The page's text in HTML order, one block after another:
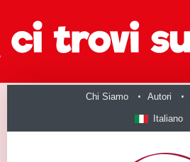
Chi Siamo Autori
Italiano